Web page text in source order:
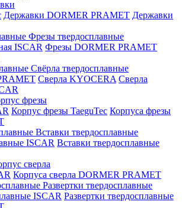
Державки DORMER PRAMET Державки
Фрезы твердосплавные
ISCAR Фрезы DORMER PRAMET
Свёрла твердосплавные
Сверла KYOCERA Сверла
фрезы
Корпус фрезы TaeguTec Корпуса фрезы
Вставки твердосплавные
ISCAR Вставки твердосплавные
сверла
Корпуса сверла DORMER PRAMET
Развертки твердосплавные
ISCAR Развертки твердосплавные